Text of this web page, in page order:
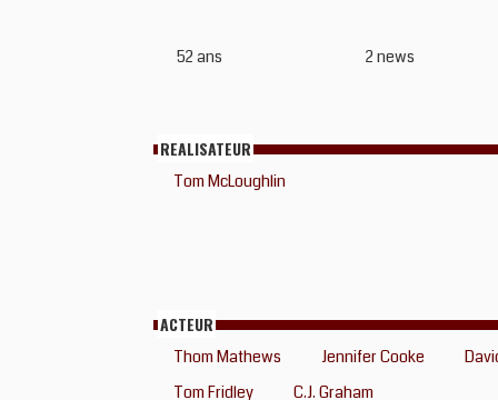
52 ans 2 news
REALISATEUR
Tom McLoughlin
ACTEUR
Thom Mathews Jennifer Cooke
Tom Fridley
C.J. Graham